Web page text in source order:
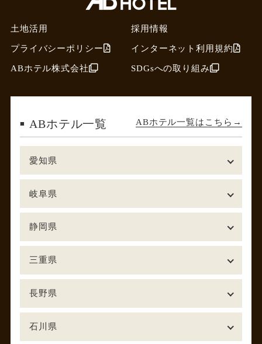
土地活用
採用情報
プライバシーポリシー
インターネット利用規約
ABホテル株式会社
SDGsへの取り組み
ABホテル一覧 ABホテル一覧はこちら
愛知県
岐阜県
静岡県
三重県
長野県
石川県